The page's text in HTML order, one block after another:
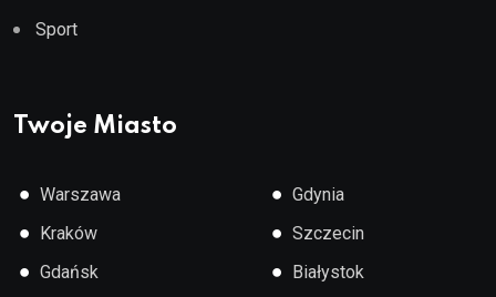
Sport
Twoje Miasto
● Warszawa
● Kraków
● Gdańsk
● Gdynia
● Szczecin
● Białystok